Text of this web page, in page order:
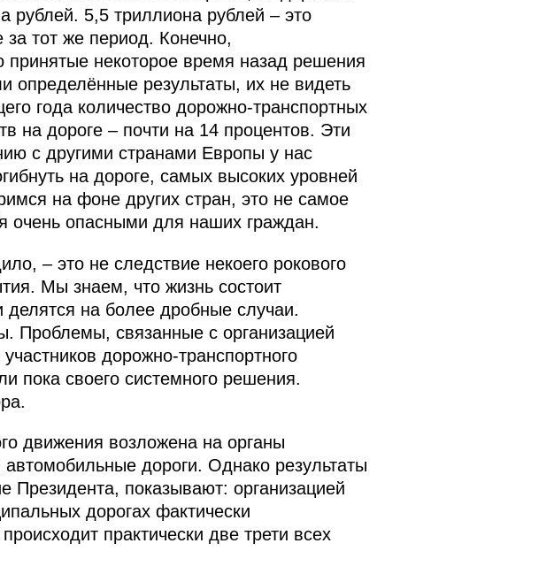
рублей. 5,5 триллиона рублей – это
тот же период. Конечно,
некоторое время назад решения
результаты, их не видеть
года количество дорожно-транспортных
на дороге – почти на 14 процентов. Эти
с другими странами Европы у нас
на дороге, самых высоких уровней
на фоне других стран, это не самое
очень опасными для наших граждан.
– это не следствие некоего рокового
Мы знаем, что жизнь состоит
делятся на более дробные случаи.
Проблемы, связанные с организацией
дорожно-транспортного
пока своего системного решения.
движения возложена на органы
дороги. Однако результаты
Президента, показывают: организацией
дорогах фактически
практически две трети всех